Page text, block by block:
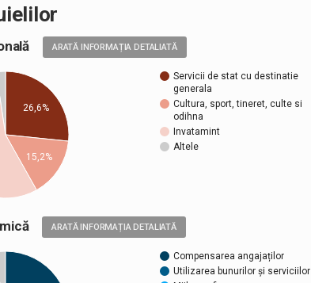
ARATĂ INFORMAȚIA DETALIATĂ
Servicii de stat cu destinatie
generala
Cultura, sport, tineret, culte si
odihna
Invatamint
Altele
26,6%
15,2%
ARATĂ INFORMAȚIA DETALIATĂ
Compensarea angajaților
Utilizarea bunurilor și serviciilor